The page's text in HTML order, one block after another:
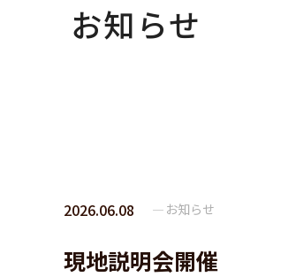
お知らせ
2026.06.08 お知らせ
現地説明会開催